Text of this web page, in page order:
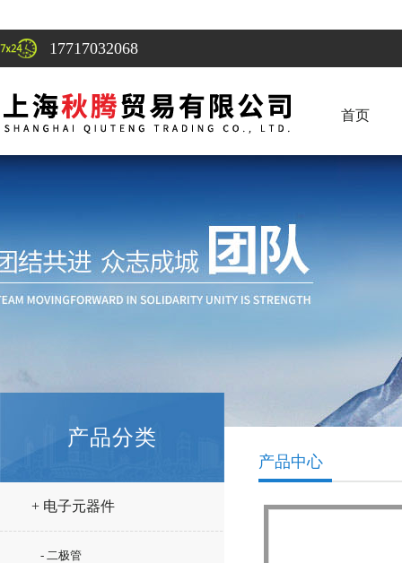
17717032068
首页
产品分类
+ 电子元器件
- 二极管
产品中心